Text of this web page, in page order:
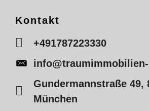
Kontakt
+491787223330
Gundermannstraße 49,
München